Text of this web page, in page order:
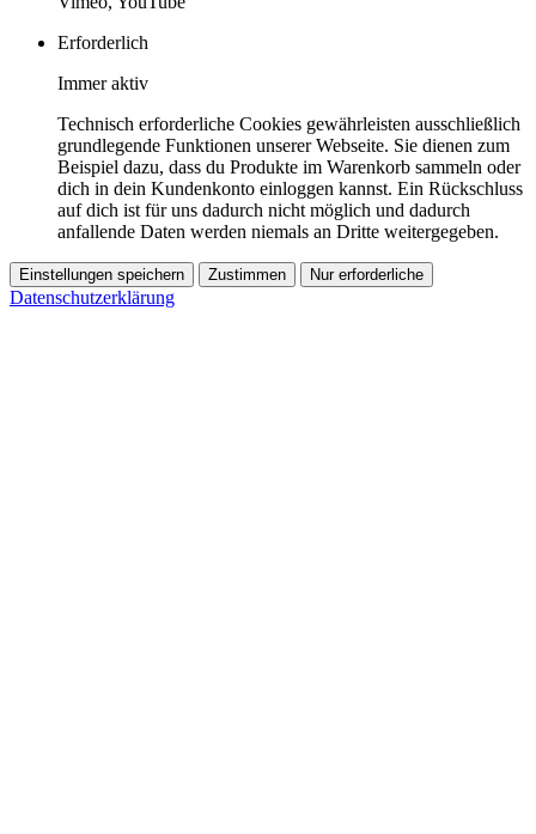
Erforderlich
Immer aktiv
Technisch erforderliche Cookies gewährleisten ausschließlich
grundlegende Funktionen unserer Webseite. Sie dienen zum
Beispiel dazu, dass du Produkte im Warenkorb sammeln oder
dich in dein Kundenkonto einloggen kannst. Ein Rückschluss
auf dich ist für uns dadurch nicht möglich und dadurch
anfallende Daten werden niemals an Dritte weitergegeben.
Einstellungen speichern Zustimmen Nur erforderliche
Datenschutzerklärung